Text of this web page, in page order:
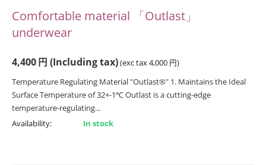
Comfortable material 「Outlast」
underwear
4,400円 (Including tax)(exc tax4,000 円)
Temperature Regulating Material "Outlast®" 1. Maintains the Ideal
Surface Temperature of 32+-1℃ Outlast is a cutting-edge
temperature-regulating...
Availability:
In stock